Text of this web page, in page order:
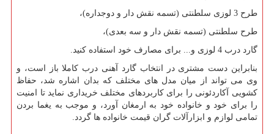
طرح 3 لوزی سلطنتی (تسمه نقش دار و دوجداره)،
طرح سلطنتی (تسمه نقش دار و سه بعدی)،
گارد درب 4 لوزی و... برای مصارف خود استفاده کنید.
بنابراین دست مشتری در انتخاب گارد آهنی درب کاملا باز است، و
وی می تواند از میان مدل های مختلف که بدان اشاره شد، حفاظ
کشویی آکاردئونی را برای کاربردهای مختلف خریداری نماید تا امنیت
را برای خود و خانواده خود به ارمغان آورد، و موجب به یغما بردن
تمامی لوازم و ابزارآلات گران قیمت خانواده ها گردد.